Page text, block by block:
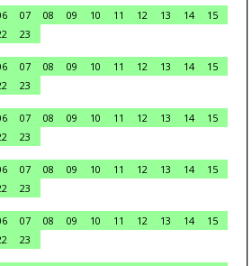
07 08 09 10 11 12 13 14
15
23
07 08 09 10 11 12 13 14
15
23
07 08 09 10 11 12 13 14
15
23
07 08 09 10 11 12 13 14
15
23
07 08 09 10 11 12 13 14
15
23